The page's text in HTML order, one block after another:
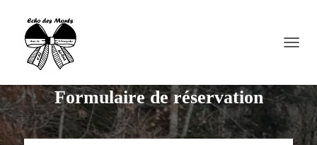
I
Formulaire de réservation